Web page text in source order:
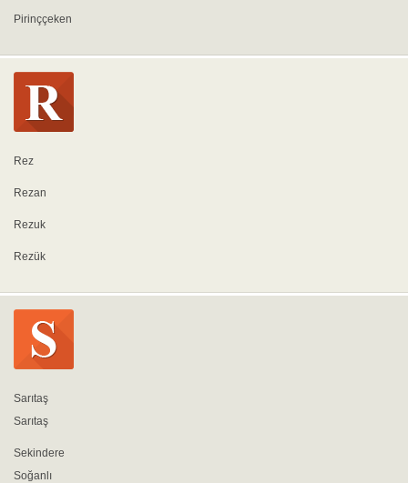
Pirinççeken
Rez
Rezan
Rezuk
Rezük
Sarıtaş
Sarıtaş
Sekindere
Soğanlı